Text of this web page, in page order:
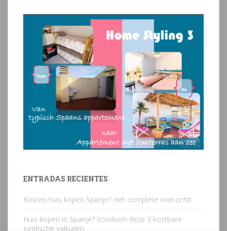
ENTRADAS RECIENTES
Kosten huis kopen Spanje? Het complete overzicht!
Huis kopen in Spanje? Voorkom deze 3 kostbare
juridische valkuilen